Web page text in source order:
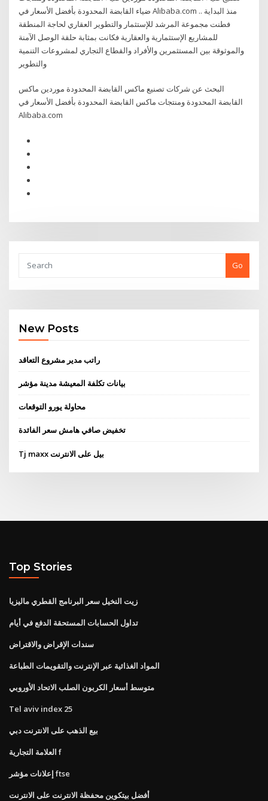
ضياء القابضة المحدودة بأفضل الأسعار في Alibaba.com منذ البداية ..
فطنت مجموعة المرشد للإستثمار والتطوير العقاري لحاجة المنطقة
للمشاريع الإستثمارية والعقارية فكانت بمثابة حلقة الوصل الآمنة
والموثوقة بين المستثمرين والأفراد والقطاع التجاري لمشروعات التنمية
والتطوير
البحث عن شركات تصنيع ماكس القابضة المحدودة موردين ماكس
القابضة المحدودة ومنتجات ماكس القابضة المحدودة بأفضل الأسعار في
Alibaba.com
Go
New Posts
راتب مدير مشروع التعاقد
بيانات تكلفة المعيشة مدينة مؤشر
محاولة يورو التوقعات
تخفيض صافي هامش سعر الفائدة
Tj maxx بيل على الانترنت
Top Stories
زيت النخيل سعر البرنامج القطري ماليزيا
تداول الحسابات المستحقة الدفع في أيام
سندات الإقراض والاقتراض
المواد الغذائية عبر الإنترنت والتقويمات الطباعة
متوسط ​​أسعار الكربون الصلب الاتحاد الأوروبي
Tel aviv index 25
بيع الذهب على الانترنت دبي
العلامة التجارية f
إعلانات مؤشر ftse
أفضل بيتكوين محفظة الانترنت على الانترنت